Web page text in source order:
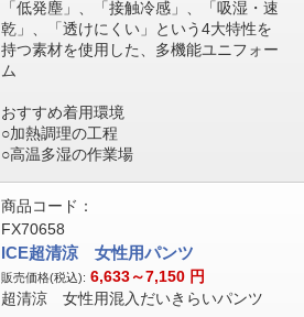
「低発塵」、「接触冷感」、「吸湿・速
乾」、「透けにくい」という4大特性を
持つ素材を使用した、多機能ユニフォー
ム
おすすめ着用環境
○加熱調理の工程
○高温多湿の作業場
商品コード：
FX70658
ICE超清涼 女性用パンツ
販売価格(税込): 6,633～7,150 円
超清涼 女性用混入だいきらいパンツ